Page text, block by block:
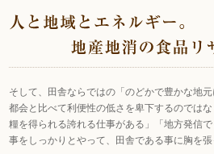
そして、田舎ならではの「のどかで豊かな地
都会と比べて利便性の低さを卑下するのでは
糧を得られる誇れる仕事がある」「地方発信
事をしっかりとやって、田舎である事に胸を